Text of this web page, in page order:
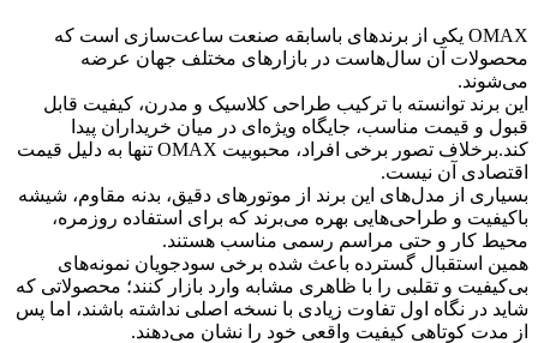
OMAX یکی از برندهای باسابقه صنعت ساعت‌سازی است که
محصولات آن سال‌هاست در بازارهای مختلف جهان عرضه
می‌شوند.
این برند توانسته با ترکیب طراحی کلاسیک و مدرن، کیفیت قابل
قبول و قیمت مناسب، جایگاه ویژه‌ای در میان خریداران پیدا
کند.برخلاف تصور برخی افراد، محبوبیت OMAX تنها به دلیل قیمت
اقتصادی آن نیست.
بسیاری از مدل‌های این برند از موتورهای دقیق، بدنه مقاوم، شیشه
باکیفیت و طراحی‌هایی بهره می‌برند که برای استفاده روزمره،
محیط کار و حتی مراسم رسمی مناسب هستند.
همین استقبال گسترده باعث شده برخی سودجویان نمونه‌های
بی‌کیفیت و تقلبی را با ظاهری مشابه وارد بازار کنند؛ محصولاتی که
شاید در نگاه اول تفاوت زیادی با نسخه اصلی نداشته باشند، اما پس
از مدت کوتاهی کیفیت واقعی خود را نشان می‌دهند.